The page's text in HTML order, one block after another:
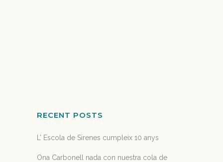
RECENT POSTS
L’ Escola de Sirenes cumpleix 10 anys
Ona Carbonell nada con nuestra cola de